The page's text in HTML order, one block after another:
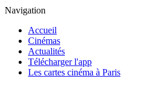
Navigation
Accueil
Cinémas
Actualités
Télécharger l'app
Les cartes cinéma à Paris